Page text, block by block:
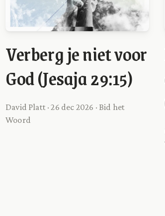
Verberg je niet voor
God (Jesaja 29:15)
David Platt · 26 dec 2026 · Bid het
Woord